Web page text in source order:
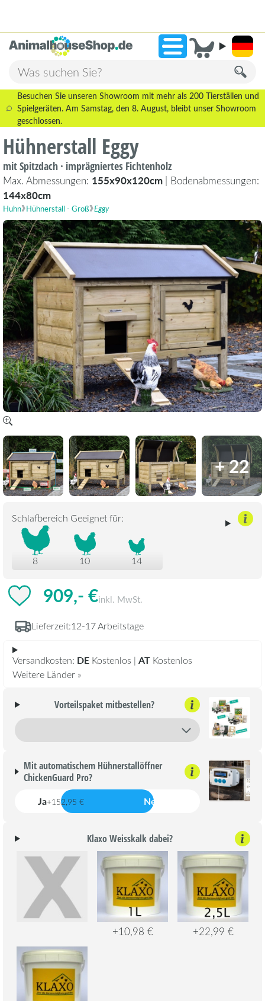
»2.238 Bewertungen!
Besuchen Sie unseren Showroom mit mehr als 200 Tierställen und
Spielgeräten. Am Samstag, den 8. August, bleibt unser Showroom
geschlossen.
Hühnerstall Eggy
mit Spitzdach · imprägniertes Fichtenholz
Max. Abmessungen: 155x90x120cm | Bodenabmessungen:
144x80cm
Huhn Hühnerstall - Groß Eggy
+ 22
Schlafbereich Geeignet für:
8 10 14
909,- €inkl. MwSt.
Lieferzeit:12-17 Arbeitstage
Versandkosten: DE Kostenlos | AT Kostenlos
Weitere Länder »
Vorteilspaket mitbestellen?
Mit automatischem Hühnerstallöffner
ChickenGuard Pro?
Ja+152,95 € Nein
Klaxo Weisskalk dabei?
+10,98 € +22,99 €